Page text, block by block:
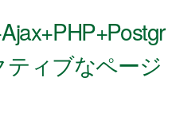
ィブなページ